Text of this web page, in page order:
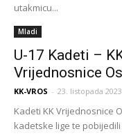
utakmicu...
Mladi
U-17 Kadeti –
Vrijednosnice
KK-VROS - 23. listopada
Kadeti KK Vrijednosnice
kadetske lige te